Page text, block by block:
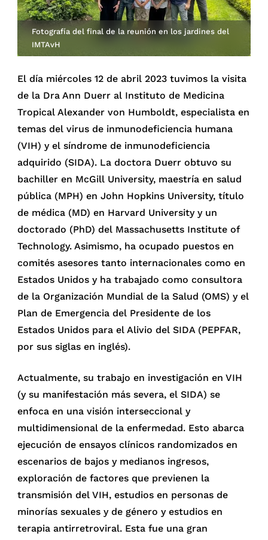
Fotografía del final de la reunión en los jardines del
IMTAvH
El día miércoles 12 de abril 2023 tuvimos la visita
de la Dra Ann Duerr al Instituto de Medicina
Tropical Alexander von Humboldt, especialista en
temas del virus de inmunodeficiencia humana
(VIH) y el síndrome de inmunodeficiencia
adquirido (SIDA). La doctora Duerr obtuvo su
bachiller en McGill University, maestría en salud
pública (MPH) en John Hopkins University, título
de médica (MD) en Harvard University y un
doctorado (PhD) del Massachusetts Institute of
Technology. Asimismo, ha ocupado puestos en
comités asesores tanto internacionales como en
Estados Unidos y ha trabajado como consultora
de la Organización Mundial de la Salud (OMS) y el
Plan de Emergencia del Presidente de los
Estados Unidos para el Alivio del SIDA (PEPFAR,
por sus siglas en inglés).
Actualmente, su trabajo en investigación en VIH
(y su manifestación más severa, el SIDA) se
enfoca en una visión interseccional y
multidimensional de la enfermedad. Esto abarca
ejecución de ensayos clínicos randomizados en
escenarios de bajos y medianos ingresos,
exploración de factores que previenen la
transmisión del VIH, estudios en personas de
minorías sexuales y de género y estudios en
terapia antirretroviral. Esta fue una gran